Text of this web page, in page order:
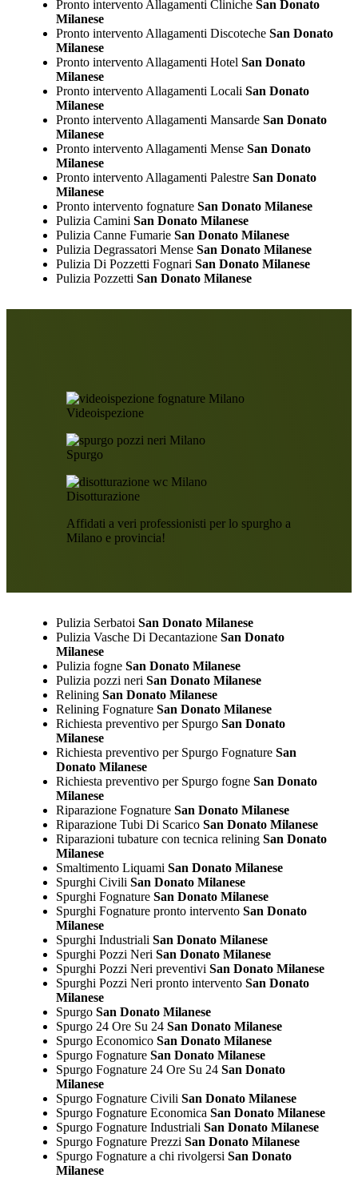
Pronto intervento Allagamenti ClinicheSan Donato
Milanese
Pronto intervento Allagamenti DiscotecheSan Donato
Milanese
Pronto intervento Allagamenti Hotel San Donato
Milanese
Pronto intervento Allagamenti Locali San Donato
Milanese
Pronto intervento Allagamenti MansardeSan Donato
Milanese
Pronto intervento Allagamenti MenseSan Donato
Milanese
Pronto intervento Allagamenti PalestreSan Donato
Milanese
Pronto intervento fognatureSan Donato Milanese
Pulizia Camini San Donato Milanese
Pulizia Canne FumarieSan Donato Milanese
Pulizia Degrassatori MenseSan Donato Milanese
Pulizia Di Pozzetti Fognari San Donato Milanese
Pulizia Pozzetti San Donato Milanese
Videoispezione
Spurgo
Disotturazione
Affidati a veri professionisti per lo spurgho a
Milano e provincia!
Pulizia Serbatoi San Donato Milanese
Pulizia Vasche Di DecantazioneSan Donato
Milanese
Pulizia fogneSan Donato Milanese
Pulizia pozzi neri San Donato Milanese
ReliningSan Donato Milanese
Relining FognatureSan Donato Milanese
Richiesta preventivo per SpurgoSan Donato
Milanese
Richiesta preventivo per Spurgo FognatureSan
Donato Milanese
Richiesta preventivo per Spurgo fogneSan Donato
Milanese
Riparazione FognatureSan Donato Milanese
Riparazione Tubi Di ScaricoSan Donato Milanese
Riparazioni tubature con tecnica reliningSan Donato
Milanese
Smaltimento Liquami San Donato Milanese
Spurghi Civili San Donato Milanese
Spurghi FognatureSan Donato Milanese
Spurghi Fognature pronto interventoSan Donato
Milanese
Spurghi Industriali San Donato Milanese
Spurghi Pozzi Neri San Donato Milanese
Spurghi Pozzi Neri preventivi San Donato Milanese
Spurghi Pozzi Neri pronto interventoSan Donato
Milanese
SpurgoSan Donato Milanese
Spurgo 24 Ore Su 24San Donato Milanese
Spurgo EconomicoSan Donato Milanese
Spurgo FognatureSan Donato Milanese
Spurgo Fognature 24 Ore Su 24San Donato
Milanese
Spurgo Fognature Civili San Donato Milanese
Spurgo Fognature Economica San Donato Milanese
Spurgo Fognature Industriali San Donato Milanese
Spurgo Fognature Prezzi San Donato Milanese
Spurgo Fognature a chi rivolgersi San Donato
Milanese